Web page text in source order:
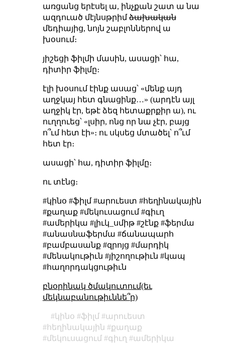
առցանց երէսել ա, ինչքան շատ ա նա
ազդուած մէյնսթրիմձախական
մեդիայից, նոյն շաբլոններով ա
խօսում։
յիշեցի ֆիլմի մասին, ասացի՝ հա,
դիտիր ֆիլմը։
էլի խօսում էինք ասաց՝ «մենք այդ
աղջկայ հետ գնացինք…» (արդէն այլ
աղջիկ էր, եթէ ձեզ հետաքրքիր ա), ու
ուղղուեց՝ «լսիր, ոնց որ նա չէր, բայց
ո՞ւմ հետ էի»։ ու սկսեց մտածել՝ ո՞ւմ
հետ էր։
ասացի՝ հա, դիտիր ֆիլմը։
ու տէնց։
#կինօ #ֆիլմ #արուեստ #հեղինակային
#քաղաք #մեկուսացում #գիւղ
#ամերիկա #լիւկ_սմիթ #շէնք #ֆերմա
#անասնաֆերմա #ճանապարհ
#բամբասանք #զրոյց #մարդիկ
#մենակութիւն #յիշողութիւն #կապ
#հաղորդակցութիւն
բնօրինակ ծմակուտում(եւ
մեկնաբանութիւննե՞ր)
կինօ ֆիլմ
արուեստ
հեղինակային
քաղաք
մեկուսացում
գիւղ
ամերիկա